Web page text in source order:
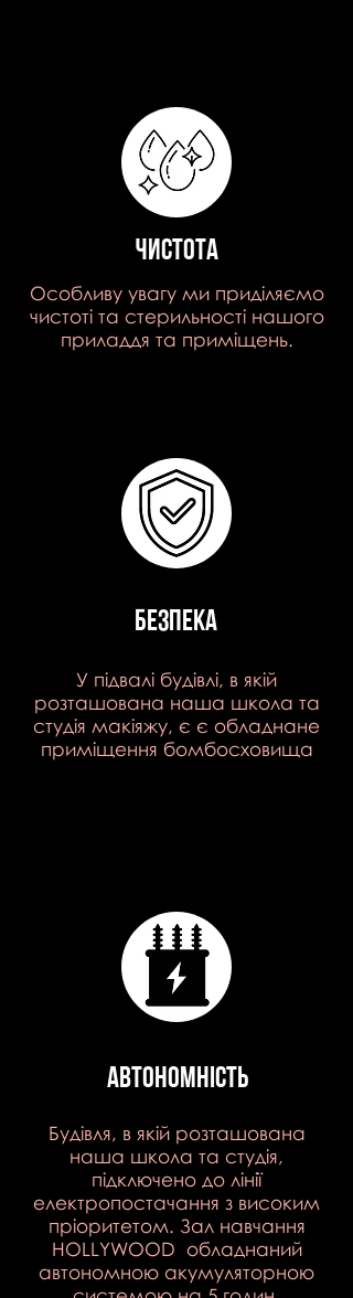
чистота
Особливу увагу ми приділяємо
чистоті та стерильності нашого
приладдя та приміщень.
Безпека
У підвалі будівлі, в якій
розташована наша школа та
студія макіяжу, є є обладнане
приміщення бомбосховища
автономність
Будівля, в якій розташована
наша школа та студія,
підключено до лінії
електропостачання з високим
пріоритетом. Зал навчання
HOLLYWOOD обладнаний
автономною акумуляторною